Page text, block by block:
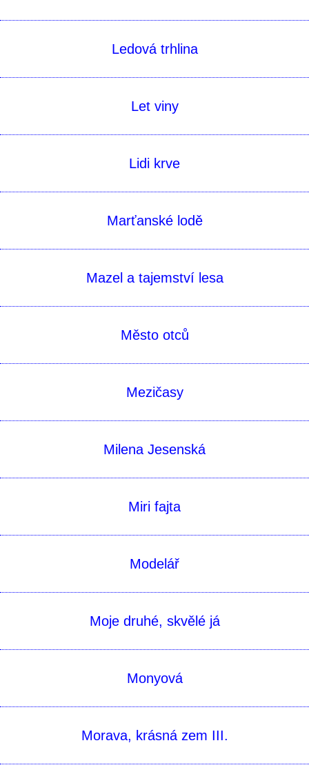
Ledová trhlina
Let viny
Lidi krve
Marťanské lodě
Mazel a tajemství lesa
Město otců
Mezičasy
Milena Jesenská
Miri fajta
Modelář
Moje druhé, skvělé já
Monyová
Morava, krásná zem III.